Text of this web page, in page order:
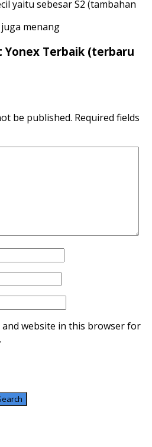
yaitu sebesar S2 (tambahan
menang
Yonex Terbaik (terbaru
be published. Required fields
and website in this browser for